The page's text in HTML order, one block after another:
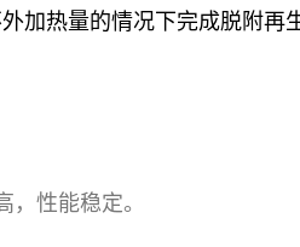
加热量的情况下完成脱附再
性能稳定。